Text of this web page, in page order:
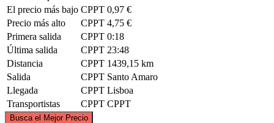
El precio más bajo CPPT 0,97 €
Precio más alto
CPPT 4,75 €
Primera salida
CPPT 0:18
Última salida
CPPT 23:48
Distancia
CPPT 1439,15 km
Salida
CPPT Santo Amaro
Llegada
CPPT Lisboa
Transportistas
CPPT CPPT
Busca el Mejor Precio